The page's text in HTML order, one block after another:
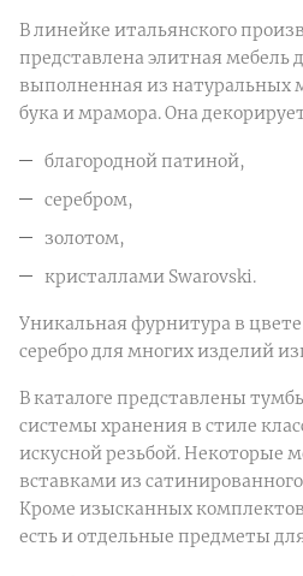
В линейке итальянского
представлена элитная мебель
выполненная из натуральных
бука и мрамора. Она
благородной патиной,
серебром,
золотом,
кристаллами Swarovski.
Уникальная фурнитура в цвете
серебро для многих изделий
В каталоге представлены
системы хранения в стиле
искусной резьбой. Некоторые
вставками из
Кроме изысканных
есть и отдельные предметы